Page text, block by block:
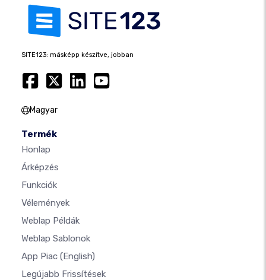
SITE123: másképp készítve, jobban
Magyar
Termék
Honlap
Árképzés
Funkciók
Vélemények
Weblap Példák
Weblap Sablonok
App Piac (English)
Legújabb Frissítések